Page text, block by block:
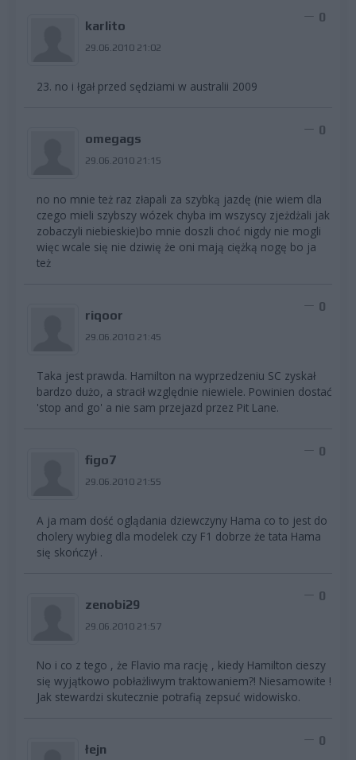
karlito
29.06.2010 21:02
0
23. no i łgał przed sędziami w australii 2009
omegags
29.06.2010 21:15
0
no no mnie też raz złapali za szybką jazdę (nie wiem dla
czego mieli szybszy wózek chyba im wszyscy zjeżdżali jak
zobaczyli niebieskie)bo mnie doszli choć nigdy nie mogli
więc wcale się nie dziwię że oni mają ciężką nogę bo ja
też
riqoor
29.06.2010 21:45
0
Taka jest prawda. Hamilton na wyprzedzeniu SC zyskał
bardzo dużo, a stracił względnie niewiele. Powinien dostać
'stop and go' a nie sam przejazd przez Pit Lane.
figo7
29.06.2010 21:55
0
A ja mam dość oglądania dziewczyny Hama co to jest do
cholery wybieg dla modelek czy F1 dobrze że tata Hama
się skończył .
zenobi29
29.06.2010 21:57
0
No i co z tego , że Flavio ma rację , kiedy Hamilton cieszy
się wyjątkowo pobłażliwym traktowaniem?! Niesamowite !
Jak stewardzi skutecznie potrafią zepsuć widowisko.
łejn
0